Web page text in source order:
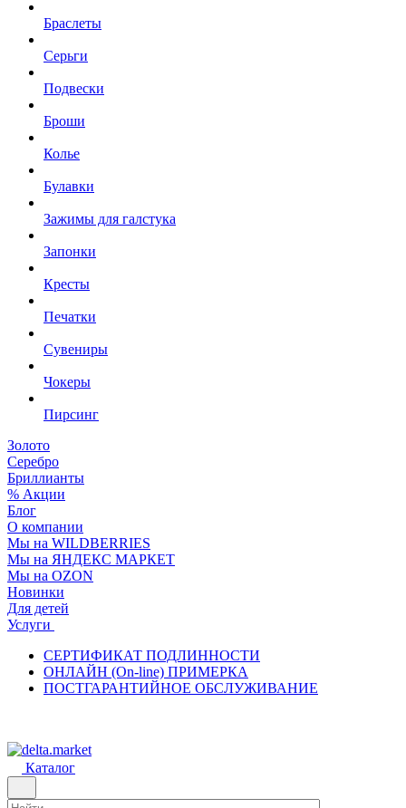
Браслеты
Серьги
Подвески
Броши
Колье
Булавки
Зажимы для галстука
Запонки
Кресты
Печатки
Сувениры
Чокеры
Пирсинг
Золото
Серебро
Бриллианты
% Акции
Блог
О компании
Мы на WILDBERRIES
Мы на ЯНДЕКС МАРКЕТ
Мы на OZON
Новинки
Для детей
Услуги
СЕРТИФИКАТ ПОДЛИННОСТИ
ОНЛАЙН (On-line) ПРИМЕРКА
ПОСТГАРАНТИЙНОЕ ОБСЛУЖИВАНИЕ
Каталог